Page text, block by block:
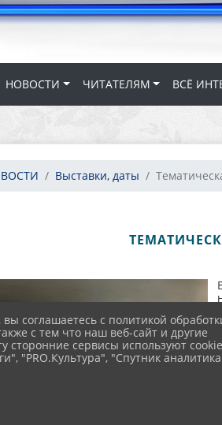
НОВОСТИ ЧИТАТЕЛЯМ ВСЁ
Выставки, даты
соглашаетесь с политикой
с тем что наш веб-сайт и другие
сторонние сервисы используют
"PRO.Культура", "Спутник